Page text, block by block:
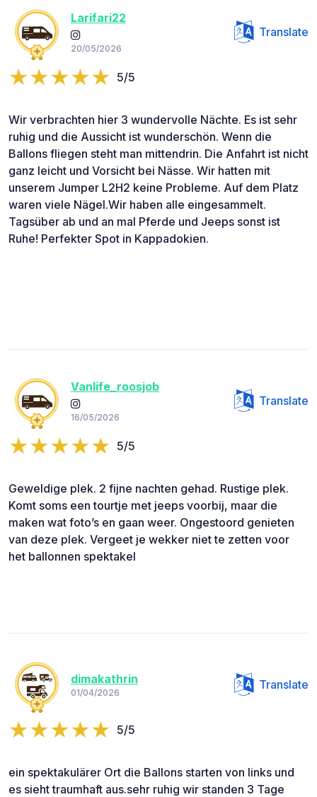
Larifari22
20/05/2026
Translate
5/5
Wir verbrachten hier 3 wundervolle Nächte. Es ist sehr
ruhig und die Aussicht ist wunderschön. Wenn die
Ballons fliegen steht man mittendrin. Die Anfahrt ist nicht
ganz leicht und Vorsicht bei Nässe. Wir hatten mit
unserem Jumper L2H2 keine Probleme. Auf dem Platz
waren viele Nägel.Wir haben alle eingesammelt.
Tagsüber ab und an mal Pferde und Jeeps sonst ist
Ruhe! Perfekter Spot in Kappadokien.
Vanlife_roosjob
16/05/2026
Translate
5/5
Geweldige plek. 2 fijne nachten gehad. Rustige plek.
Komt soms een tourtje met jeeps voorbij, maar die
maken wat foto’s en gaan weer. Ongestoord genieten
van deze plek. Vergeet je wekker niet te zetten voor
het ballonnen spektakel
dimakathrin
01/04/2026
Translate
5/5
ein spektakulärer Ort die Ballons starten von links und
es sieht traumhaft aus.sehr ruhig wir standen 3 Tage